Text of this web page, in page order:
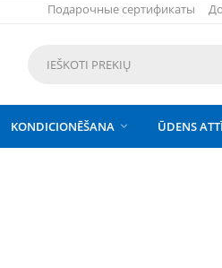
Подарочные сертификаты
KONDICIONĒŠANA  ŪDENS